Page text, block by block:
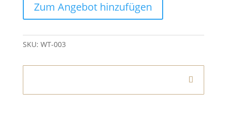
teal
quantity
Zum Angebot hinzufügen
SKU: WT-003